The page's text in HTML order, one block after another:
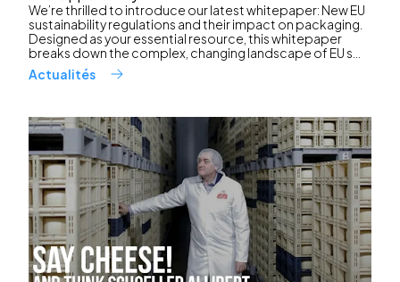
We’re thrilled to introduce our latest whitepaper: New EU
sustainability regulations and their impact on packaging.
Designed as your essential resource, this whitepaper
breaks down the complex, changing landscape of EU s...
Actualités